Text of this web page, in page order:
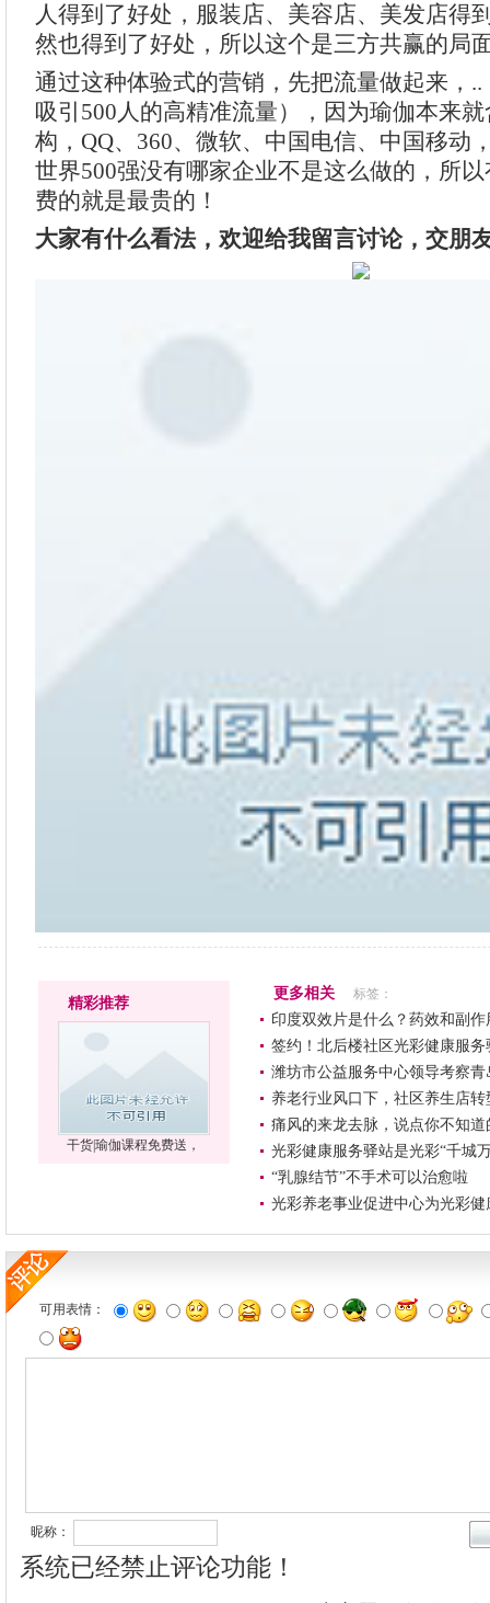
人得到了好处，服装店、美容店、美发店得
然也得到了好处，所以这个是三方共赢的局
通过这种体验式的营销，先把流量做起来，
吸引500人的高精准流量），因为瑜伽本来
构，QQ、360、微软、中国电信、中国移动
世界500强没有哪家企业不是这么做的，所
费的就是最贵的！
大家有什么看法，欢迎给我留言讨论，交朋
精彩推荐
干货|瑜伽课程免费送，
更多相关 标签：
印度双效片是什么？药效和副作
签约！北后楼社区光彩健康服
潍坊市公益服务中心领导考察
养老行业风口下，社区养生店
痛风的来龙去脉，说点你不知道
光彩健康服务驿站是光彩“千城
“乳腺结节”不手术可以治愈啦
光彩养老事业促进中心为光彩
可用表情：
昵称：
系统已经禁止评论功能！